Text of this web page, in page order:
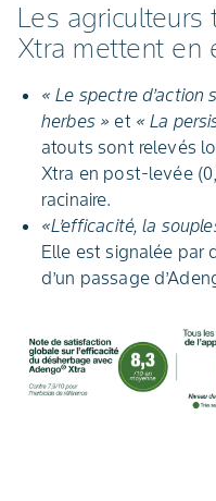
Les agriculteurs
Xtra mettent en
« Le spectre d’action
herbes » et « La
atouts sont relevés
Xtra en post-levée
racinaire.
«L’efficacité, la
Elle est signalée par
d’un passage